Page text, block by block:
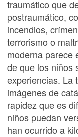
traumático que
postraumático,
incendios,
terrorismo o
moderna parece
de que los niños
experiencias. La
imágenes de
rapidez que es
niños puedan
han ocurrido a